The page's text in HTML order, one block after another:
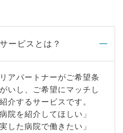
ービスとは？
アパートナーがご希望条
いし、ご希望にマッチし
介するサービスです。
院を紹介してほしい」
した病院で働きたい」